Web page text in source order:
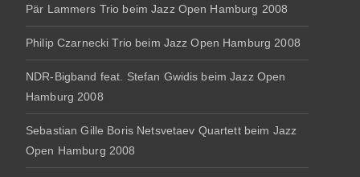
Pär Lammers Trio beim Jazz Open Hamburg 2008
Philip Czarnecki Trio beim Jazz Open Hamburg 2008
NDR-Bigband feat. Stefan Gwidis beim Jazz Open
Hamburg 2008
Sebastian Gille Boris Netsvetaev Quartett beim Jazz
Open Hamburg 2008